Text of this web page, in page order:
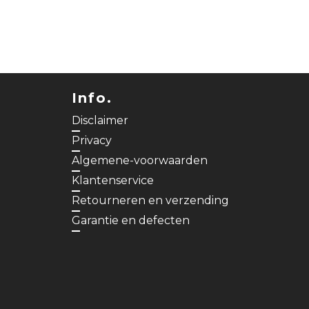
Info.
Disclaimer
Privacy
Algemene-voorwaarden
Klantenservice
Retourneren en verzending
Garantie en defecten